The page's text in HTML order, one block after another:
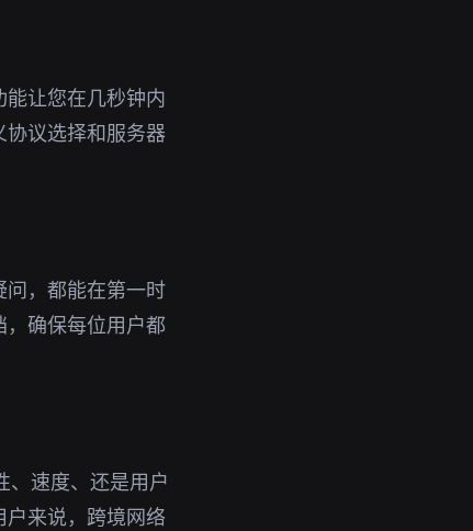
让您在几秒钟内
议选择和服务器
，都能在第一时
确保每位用户都
、速度、还是用户
来说，跨境网络